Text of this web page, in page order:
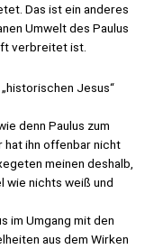
Das ist ein anderes
Umwelt des Paulus
verbreitet ist.
Jesus“
denn Paulus zum
hat ihn offenbar nicht
meinen deshalb,
wie nichts weiß und
im Umgang mit den
aus dem Wirken